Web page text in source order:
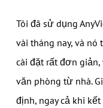
Tôi đã sử dụng
vài tháng nay, và
cài đặt rất đơn giản,
văn phòng từ nhà.
định, ngay cả khi